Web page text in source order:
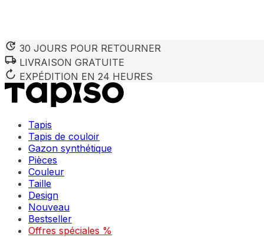
30 JOURS POUR RETOURNER
LIVRAISON GRATUITE
EXPÉDITION EN 24 HEURES
Tapis
Tapis de couloir
Gazon synthétique
Pièces
Couleur
Taille
Design
Nouveau
Bestseller
Offres spéciales %